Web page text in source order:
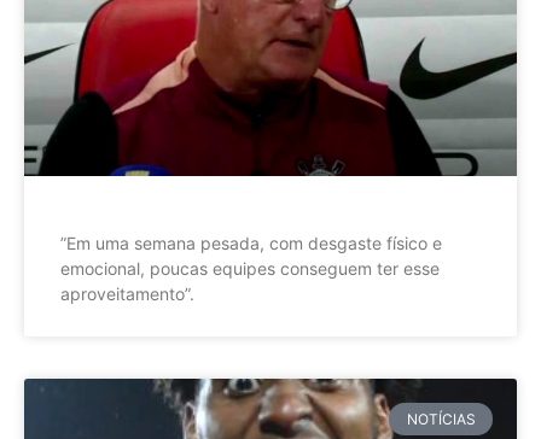
”Em uma semana pesada, com desgaste físico e
emocional, poucas equipes conseguem ter esse
aproveitamento”.
NOTÍCIAS